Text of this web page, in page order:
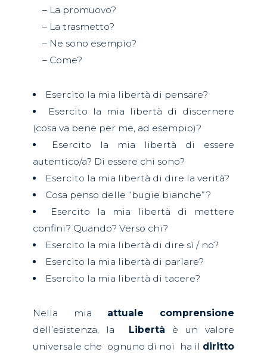
– La promuovo?
– La trasmetto?
– Ne sono esempio?
– Come?
Esercito la mia libertà di pensare?
Esercito la mia libertà di discernere
(cosa va bene per me, ad esempio)?
Esercito la mia libertà di essere
autentico/a? Di essere chi sono?
Esercito la mia libertà di dire la verità?
Cosa penso delle “bugie bianche”?
Esercito la mia libertà di mettere
confini? Quando? Verso chi?
Esercito la mia libertà di dire sì / no?
Esercito la mia libertà di parlare?
Esercito la mia libertà di tacere?
Nella mia attuale comprensione
dell’esistenza, la
Libertà è un valore
universale che ognuno di noi ha il diritto